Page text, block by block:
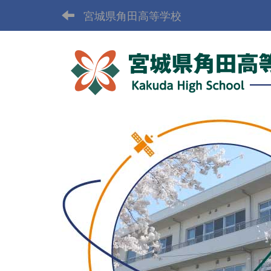
宮城県角田高等学校